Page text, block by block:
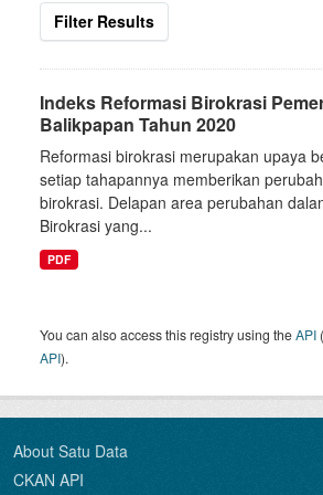
Filter Results
Indeks Reformasi Birokrasi
Balikpapan Tahun 2020
Reformasi birokrasi merupakan upaya
setiap tahapannya memberikan
birokrasi. Delapan area perubahan
Birokrasi yang...
PDF
You can also access this registry using theAPI
API).
About Satu Data
CKAN API